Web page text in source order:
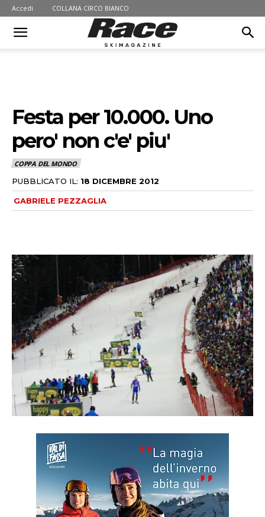
Accedi COLLANA CIRCO BIANCO
Festa per 10.000. Uno
pero' non c'e' piu'
COPPA DEL MONDO
PUBBLICATO IL: 18 DICEMBRE 2012
GABRIELE PEZZAGLIA